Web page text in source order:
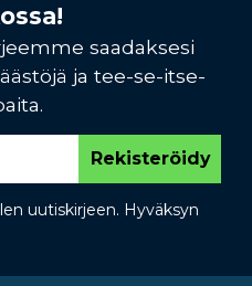
saadaksesi
ja tee-se-itse-
Rekisteröidy
uutiskirjeen. Hyväksyn